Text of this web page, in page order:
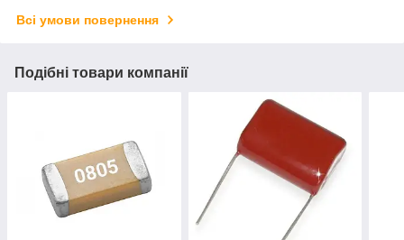
Всі умови повернення
Подібні товари компанії